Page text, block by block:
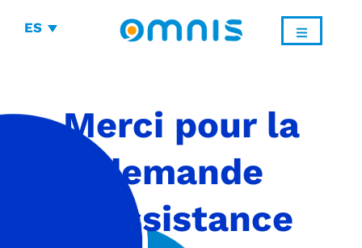
ES
Merci pour la
demande
d’assistance